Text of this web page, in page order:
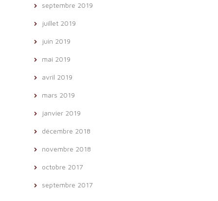
septembre 2019
juillet 2019
juin 2019
mai 2019
avril 2019
mars 2019
janvier 2019
décembre 2018
novembre 2018
octobre 2017
septembre 2017